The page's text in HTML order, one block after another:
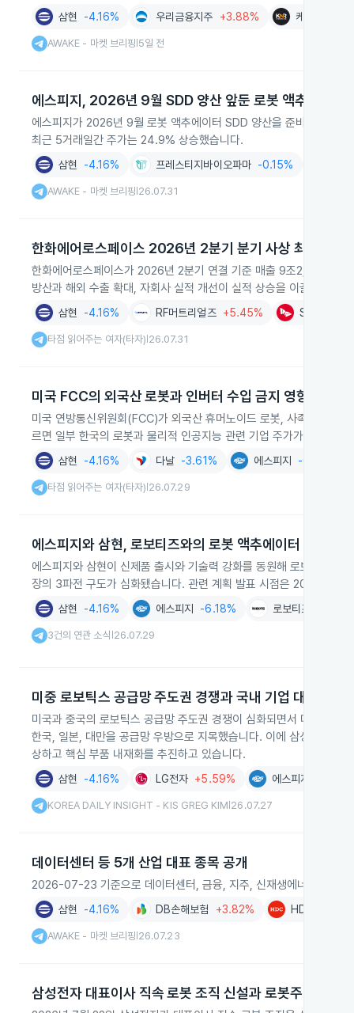
삼현 -4.16% 우리금융지주 +3.88% 케이엔알시
AWAKE - 마켓 브리핑 5일 전
에스피지, 2026년 9월 SDD 양산 앞둔 로봇 액추에이터
에스피지가 2026년 9월 로봇 액추에이터 SDD 양산을 준비하고 있
최근 5거래일간 주가는 24.9% 상승했습니다.
삼현 -4.16% 프레스티지바이오파마 -0.15%
AWAKE - 마켓 브리핑 26.07.31
한화에어로스페이스 2026년 2분기 분기 사상 최대 실적
한화에어로스페이스가 2026년 2분기 연결 기준 매출 9조2,900억
방산과 해외 수출 확대, 자회사 실적 개선이 실적 상승을 이끌었습니다.
삼현 -4.16% RF머트리얼즈 +5.45% SK하이닉스
타점 읽어주는 여자(타자) 26.07.31
미국 FCC의 외국산 로봇과 인버터 수입 금지 영향
미국 연방통신위원회(FCC)가 외국산 휴머노이드 로봇, 사족 로봇,
르면 일부 한국의 로봇과 물리적 인공지능 관련 기업 주가가 급등했습
삼현 -4.16% 다날 -3.61% 에스피지 -6.18%
타점 읽어주는 여자(타자) 26.07.29
에스피지와 삼현, 로보티즈와의 로봇 액추에이터 3파전
에스피지와 삼현이 신제품 출시와 기술력 강화를 동원해 로보티즈를
장의 3파전 구도가 심화됐습니다. 관련 계획 발표 시점은 2026년 7
삼현 -4.16% 에스피지 -6.18% 로보티즈
3건의 연관 소식 26.07.29
미중 로보틱스 공급망 주도권 경쟁과 국내 기업 대응
미국과 중국의 로보틱스 공급망 주도권 경쟁이 심화되면서 미국이
한국, 일본, 대만을 공급망 우방으로 지목했습니다. 이에 삼성전자,
상하고 핵심 부품 내재화를 추진하고 있습니다.
삼현 -4.16% LG전자 +5.59% 에스피지
KOREA DAILY INSIGHT - KIS GREG KIM 26.07.27
데이터센터 등 5개 산업 대표 종목 공개
2026-07-23 기준으로 데이터센터, 금융, 지주, 신재생에너지, 조선,
삼현 -4.16% DB손해보험 +3.82% HDC
AWAKE - 마켓 브리핑 26.07.23
삼성전자 대표이사 직속 로봇 조직 신설과 로봇주 급등